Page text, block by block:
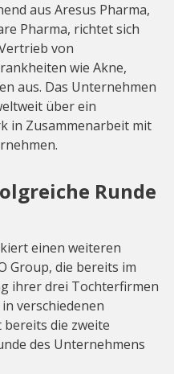
aus Aresus Pharma,
Pharma, richtet sich
von
wie Akne,
aus. Das Unternehmen
über ein
in Zusammenarbeit mit
Runde
einen weiteren
Group, die bereits im
ihrer drei Tochterfirmen
verschiedenen
bereits die zweite
des Unternehmens